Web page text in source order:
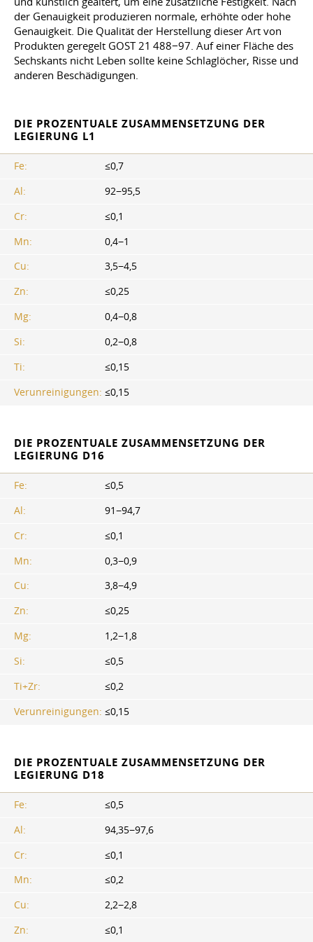
der Genauigkeit produzieren normale, erhöhte oder hohe
Genauigkeit. Die Qualität der Herstellung dieser Art von
Produkten geregelt GOST 21 488−97. Auf einer Fläche des
Sechskants nicht Leben sollte keine Schlaglöcher, Risse und
anderen Beschädigungen.
DIE PROZENTUALE ZUSAMMENSETZUNG DER
LEGIERUNG L1
Fe:
≤0,7
Al:
92−95,5
Cr:
≤0,1
Mn:
0,4−1
Cu:
3,5−4,5
Zn:
≤0,25
Mg:
0,4−0,8
Si:
0,2−0,8
Ti:
≤0,15
Verunreinigungen: ≤0,15
DIE PROZENTUALE ZUSAMMENSETZUNG DER
LEGIERUNG D16
Fe:
≤0,5
Al:
91−94,7
Cr:
≤0,1
Mn:
0,3−0,9
Cu:
3,8−4,9
Zn:
≤0,25
Mg:
1,2−1,8
Si:
≤0,5
Ti+Zr:
≤0,2
Verunreinigungen: ≤0,15
DIE PROZENTUALE ZUSAMMENSETZUNG DER
LEGIERUNG D18
Fe:
≤0,5
Al:
94,35−97,6
Cr:
≤0,1
Mn:
≤0,2
Cu:
2,2−2,8
Zn:
≤0,1